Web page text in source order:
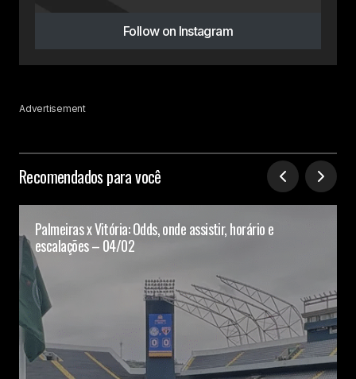
Follow on Instagram
Advertisement
Recomendados para você
Palmeiras x Vitória: Odds, onde assistir, horário e
escalações – 04/02